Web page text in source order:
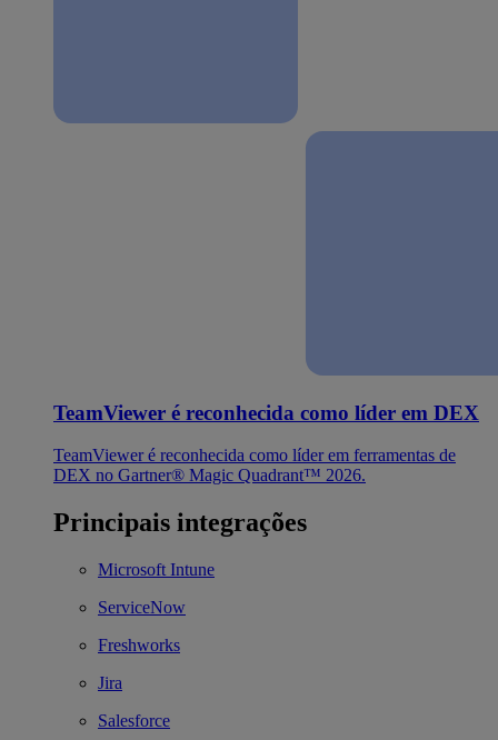
TeamViewer é reconhecida como líder em DEX
TeamViewer é reconhecida como líder em ferramentas de
DEX no Gartner® Magic Quadrant™ 2026.
Principais integrações
Microsoft Intune
ServiceNow
Freshworks
Jira
Salesforce